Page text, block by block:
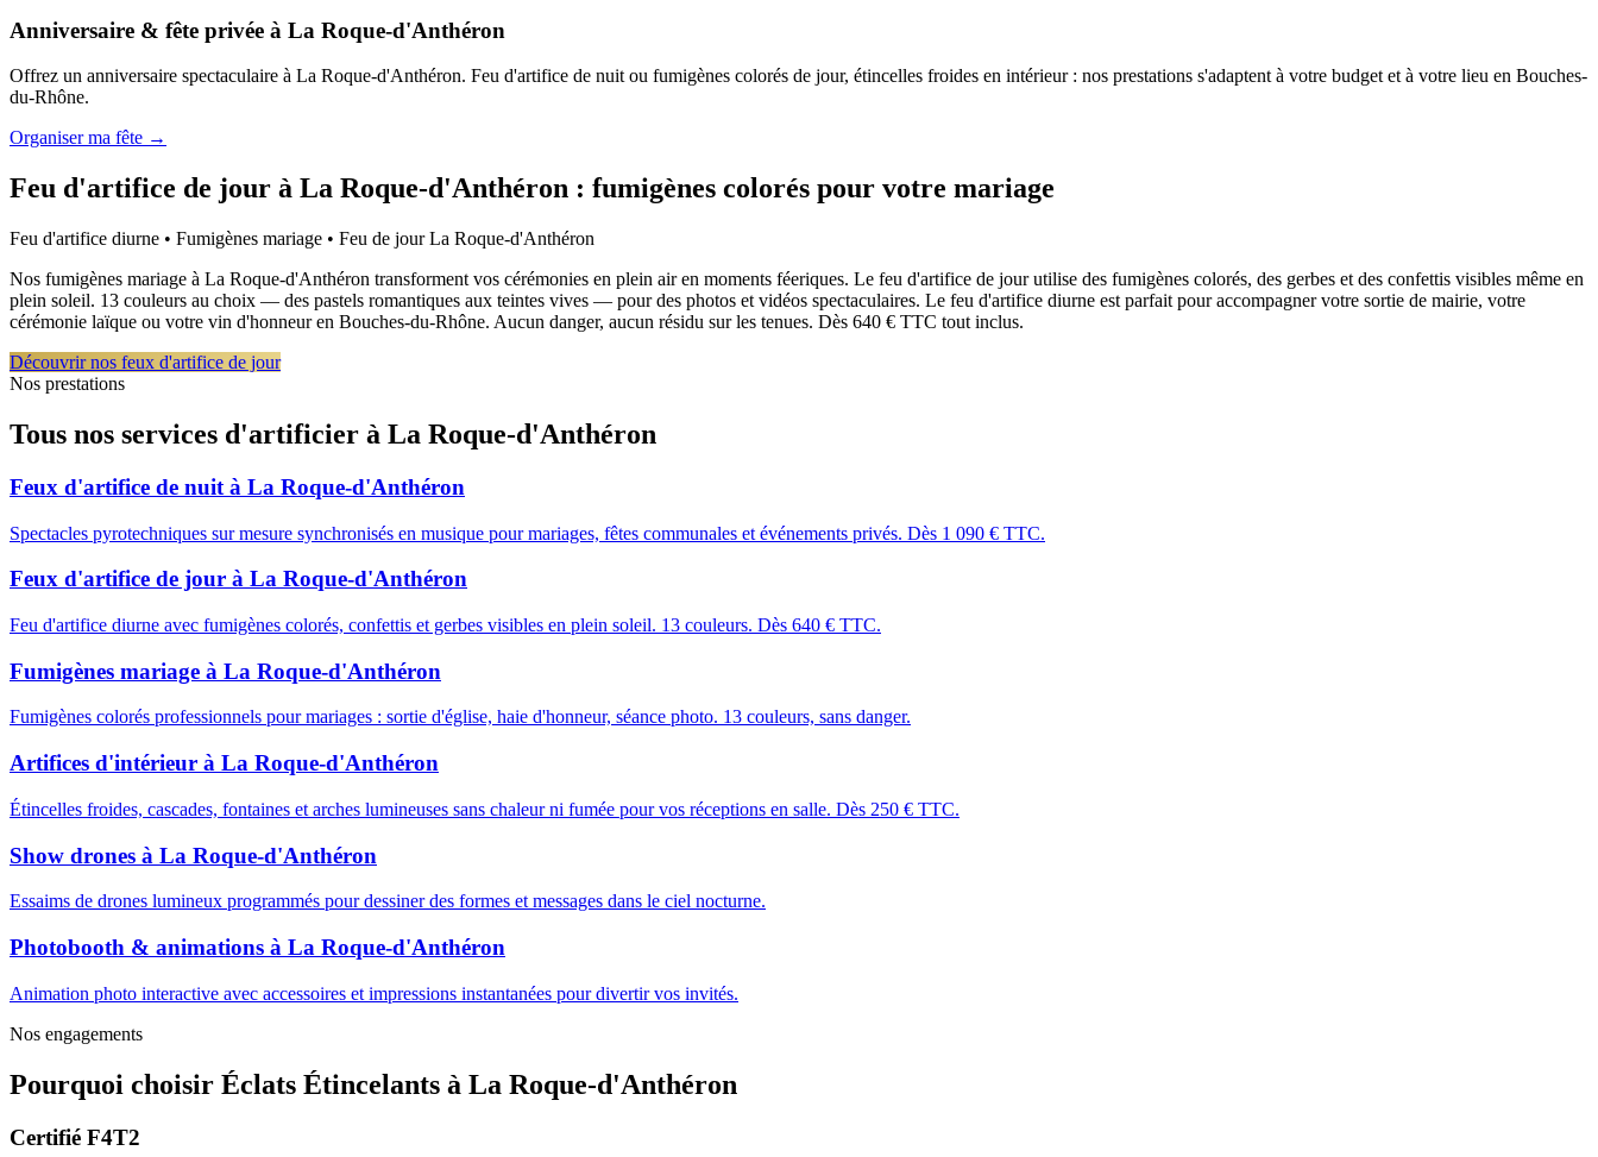
Anniversaire & fête privée à La Roque-d'Anthéron
Offrez un anniversaire spectaculaire à La Roque-d'Anthéron. Feu d'artifice de nuit ou fumigènes colorés de jour, étincelles froides en intérieur : nos prestations s'adaptent à votre budget et à votre lieu en Bouches-
du-Rhône.
Organiser ma fête →
Feu d'artifice de jour à La Roque-d'Anthéron : fumigènes colorés pour votre mariage
Feu d'artifice diurne • Fumigènes mariage • Feu de jourLa Roque-d'Anthéron
Nos fumigènes mariage à La Roque-d'Anthéron transforment vos cérémonies en plein air en moments féeriques. Le feu d'artifice de jour utilise des fumigènes colorés, des gerbes et des confettis visibles même en
plein soleil. 13 couleurs au choix — des pastels romantiques aux teintes vives — pour des photos et vidéos spectaculaires. Le feu d'artifice diurne est parfait pour accompagner votre sortie de mairie, votre
cérémonie laïque ou votre vin d'honneur en Bouches-du-Rhône. Aucun danger, aucun résidu sur les tenues. Dès 640 € TTC tout inclus.
Découvrir nos feux d'artifice de jour
Nos prestations
Tous nos services d'artificier à La Roque-d'Anthéron
Feux d'artifice de nuit à La Roque-d'Anthéron
Spectacles pyrotechniques sur mesure synchronisés en musique pour mariages, fêtes communales et événements privés. Dès 1 090 € TTC.
Feux d'artifice de jour à La Roque-d'Anthéron
Feu d'artifice diurne avec fumigènes colorés, confettis et gerbes visibles en plein soleil. 13 couleurs. Dès 640 € TTC.
Fumigènes mariage à La Roque-d'Anthéron
Fumigènes colorés professionnels pour mariages : sortie d'église, haie d'honneur, séance photo. 13 couleurs, sans danger.
Artifices d'intérieur à La Roque-d'Anthéron
Étincelles froides, cascades, fontaines et arches lumineuses sans chaleur ni fumée pour vos réceptions en salle. Dès 250 € TTC.
Show drones à La Roque-d'Anthéron
Essaims de drones lumineux programmés pour dessiner des formes et messages dans le ciel nocturne.
Photobooth & animations à La Roque-d'Anthéron
Animation photo interactive avec accessoires et impressions instantanées pour divertir vos invités.
Nos engagements
Pourquoi choisir Éclats Étincelants à La Roque-d'Anthéron
Certifié F4T2